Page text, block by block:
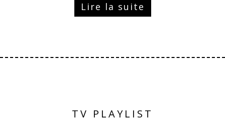
Lire la suite
TV PLAYLIST